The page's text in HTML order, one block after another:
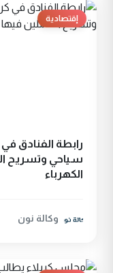
إقتصادية
سياحي وتسريح
الكهرباء
وكالة نون